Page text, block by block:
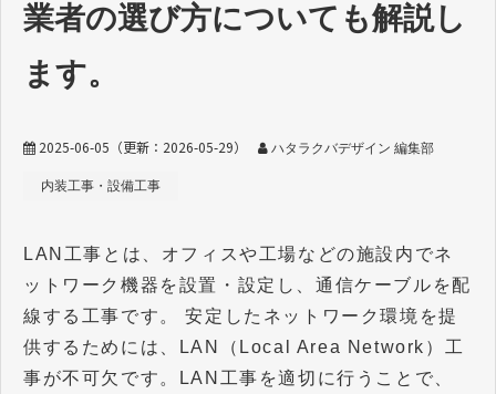
業者の選び方についても解説し
ます。
2025-06-05 （更新： 2026-05-29） ハタラクバデザイン 編集部
内装工事・設備工事
LAN工事とは、オフィスや工場などの施設内でネ
ットワーク機器を設置・設定し、通信ケーブルを配
線する工事です。 安定したネットワーク環境を提
供するためには、LAN（Local Area Network）工
事が不可欠です。LAN工事を適切に行うことで、